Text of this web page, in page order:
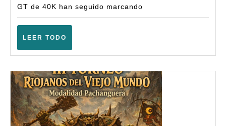
GT de 40K han seguido marcando
LEER TODO